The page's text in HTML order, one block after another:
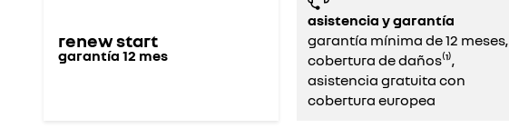
renew start
garantía 12 mes
asistencia y garantía
garantía mínima de 12 meses,
cobertura de daños⁽¹⁾,
asistencia gratuita con
cobertura europea